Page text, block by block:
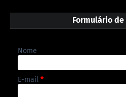
Formulário
Nome
E-mail *